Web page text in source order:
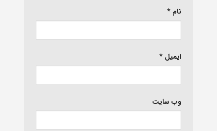
نام *
ایمیل *
وب‌ سایت